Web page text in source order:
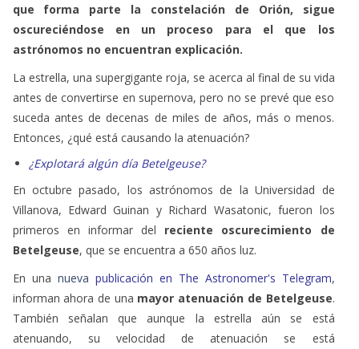
que forma parte la constelación de Orión, sigue
oscureciéndose en un proceso para el que los
astrónomos no encuentran explicación.
La estrella, una supergigante roja, se acerca al final de su vida
antes de convertirse en supernova, pero no se prevé que eso
suceda antes de decenas de miles de años, más o menos.
Entonces, ¿qué está causando la atenuación?
¿Explotará algún día Betelgeuse?
En octubre pasado, los astrónomos de la Universidad de
Villanova, Edward Guinan y Richard Wasatonic, fueron los
primeros en informar del reciente oscurecimiento de
Betelgeuse, que se encuentra a 650 años luz.
En una nueva publicación en The Astronomer's Telegram,
informan ahora de una mayor atenuación de Betelgeuse.
También señalan que aunque la estrella aún se está
atenuando, su velocidad de atenuación se está